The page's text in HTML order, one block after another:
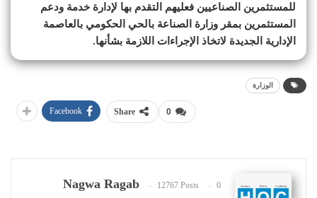
للمستثمرين الصناعيين فعليهم التقدم بها لإدارة خدمة ودعم
المستثمرين بمقر وزارة الصناعة بالحي الحكومي بالعاصمة
الإدارية الجديدة لاتخاذ الإجراءات اللازمة بشأنها.
الوزارة
0
Share
Facebook
Nagwa Ragab 12767 Posts 0